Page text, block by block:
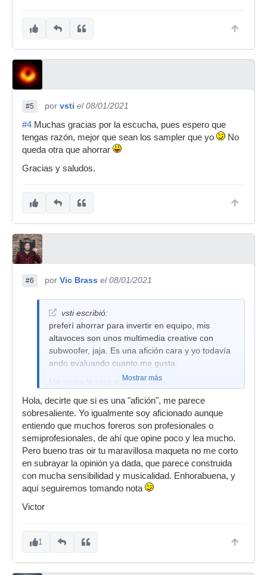
#5 por vsti el 08/01/2021
#4 Muchas gracias por la escucha, pues espero que
tengas razón, mejor que sean los sampler que yo
No
queda otra que ahorrar
Gracias y saludos.
#6 por Vic Brass el 08/01/2021
vsti escribió:
preferí ahorrar para invertir en equipo, mis
altavoces son unos multimedia creative con
subwoofer, jaja. Es una afición cara y yo todavía
ando evaluando cuanto me gusta.
Me gusta la idea esa de usar s
Mostrar más
Hola, decirte que si es una "afición", me parece
sobresaliente. Yo igualmente soy aficionado aunque
entiendo que muchos foreros son profesionales o
semiprofesionales, de ahí que opine poco y lea mucho.
Pero bueno tras oir tu maravillosa maqueta no me corto
en subrayar la opinión ya dada, que parece construida
con mucha sensibilidad y musicalidad. Enhorabuena, y
aquí seguiremos tomando nota
Victor
1